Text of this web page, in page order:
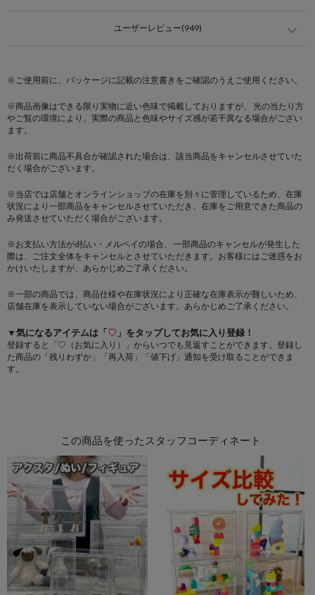
ユーザーレビュー(949)
※ご使用前に、パッケージに記載の注意書きをご確認のうえご使用ください。
※商品画像はできる限り実物に近い色味で掲載しておりますが、 光の当たり方
やご覧の環境により、実際の商品と色味やサイズ感が若干異なる場合がござい
ます。
※出荷前に商品不具合が確認された場合は、該当商品をキャンセルさせていた
だく場合がございます。
※当店では店舗とオンラインショップの在庫を別々に管理しているため、在庫
状況により一部商品をキャンセルさせていただき、在庫をご用意できた商品の
み発送させていただく場合がございます。
※お支払い方法がd払い・メルペイの場合、 一部商品のキャンセルが発生した
際は、ご注文全体をキャンセルとさせていただきます。お客様にはご迷惑をお
かけいたしますが、あらかじめご了承ください。
※一部の商品では、商品仕様や在庫状況により正確な在庫表示が難しいため、
店舗在庫を表示していない場合がございます。あらかじめご了承ください。
▼気になるアイテムは「♡ 」をタップしてお気に入り登録！
登録すると「♡（お気に入り）」からいつでも見返すことができます。登録し
た商品の「残りわずか」「再入荷」「値下げ」通知を受け取ることができま
す。
この商品を使ったスタッフコーディネート